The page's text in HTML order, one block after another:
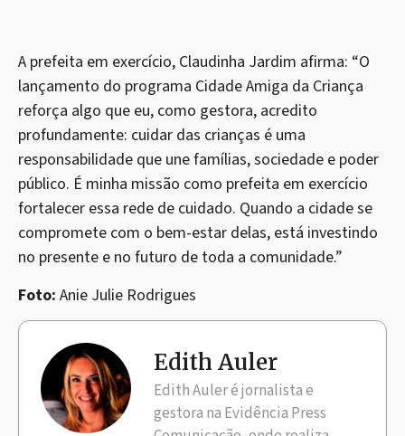
A prefeita em exercício, Claudinha Jardim afirma: “O
lançamento do programa Cidade Amiga da Criança
reforça algo que eu, como gestora, acredito
profundamente: cuidar das crianças é uma
responsabilidade que une famílias, sociedade e poder
público. É minha missão como prefeita em exercício
fortalecer essa rede de cuidado. Quando a cidade se
compromete com o bem-estar delas, está investindo
no presente e no futuro de toda a comunidade.”
Foto: Anie Julie Rodrigues
Edith Auler
Edith Auler é jornalista e
gestora na Evidência Press